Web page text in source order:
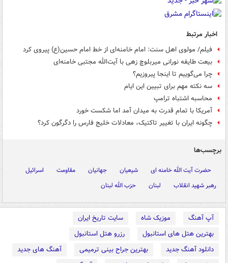
اخبار مرتبط
فیلم/ مولوی اهل سنت: امام خامنه‌ای از خط امام حسین(ع) پیروی کرد
بیعت طایفه نورانی میربلوچ زهی با آیت‌الله مجتبی خامنه‌ای
چرا می‌گوییم تا اینجا پیروزیم؟
سه نکته مهم برای تبیین این ایام
محاسبه اشتباه ترامپ
آمریکا با تمام قدرت به میدان آمد اما شکست خورد
چگونه ایران با تغییر تاکتیک، معادلات خلیج فارس را دگرگون کرد؟
برچسب‌ها
حضرت آیت الله خامنه ای شیعیان جهانیان مقاومت
اسرائیل
رهبر شهید انقلاب
لبنان حزب الله لبنان
آپ آهنگ موزیک شاه
سایت تاریخ ایران
بهترین هتل های استانبول
رزرو هتل استانبول
دانلود آهنگ جدید
بهترین جراح بینی ترمیمی
آهنگ های جدید